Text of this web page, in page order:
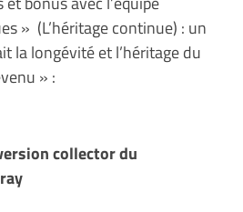
» (L’héritage continue) : un
la longévité et l’héritage du
» :
collector du